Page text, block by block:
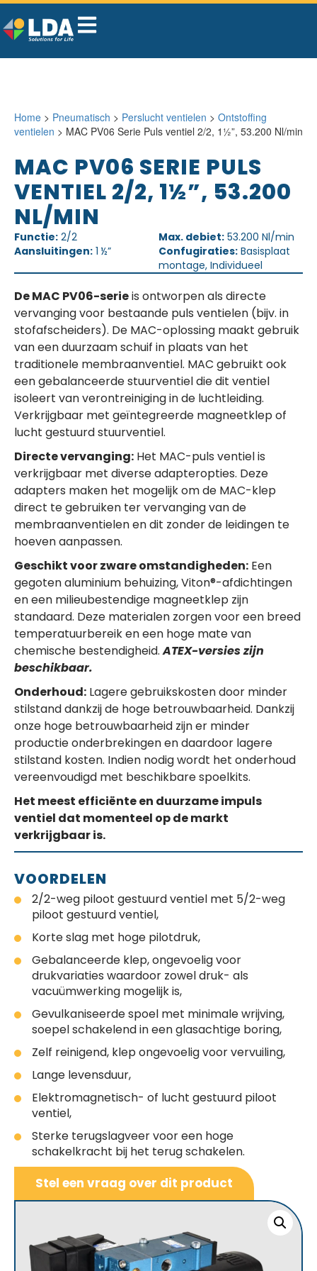
Home > Pneumatisch > Perslucht ventielen > Ontstoffing
ventielen > MAC PV06 Serie Puls ventiel 2/2, 1½”, 53.200 Nl/min
MAC PV06 SERIE PULS
VENTIEL 2/2, 1½”, 53.200
NL/MIN
Functie: 2/2 Max. debiet: 53.200 Nl/min
Aansluitingen: 1 ½” Confugiraties: Basisplaat
montage, Individueel
De MAC PV06-serieis ontworpen als directe
vervanging voor bestaande puls ventielen (bijv. in
stofafscheiders). De MAC-oplossing maakt gebruik
van een duurzaam schuif in plaats van het
traditionele membraanventiel. MAC gebruikt ook
een gebalanceerde stuurventiel die dit ventiel
isoleert van verontreiniging in de luchtleiding.
Verkrijgbaar met geïntegreerde magneetklep of
lucht gestuurd stuurventiel.
Directe vervanging: Het MAC-puls ventiel is
verkrijgbaar met diverse adapteropties. Deze
adapters maken het mogelijk om de MAC-klep
direct te gebruiken ter vervanging van de
membraanventielen en dit zonder de leidingen te
hoeven aanpassen.
Geschikt voor zware omstandigheden: Een
gegoten aluminium behuizing, Viton®-afdichtingen
en een milieubestendige magneetklep zijn
standaard. Deze materialen zorgen voor een breed
temperatuurbereik en een hoge mate van
chemische bestendigheid.ATEX-versies zijn
beschikbaar.
Onderhoud: Lagere gebruikskosten door minder
stilstand dankzij de hoge betrouwbaarheid. Dankzij
onze hoge betrouwbaarheid zijn er minder
productie onderbrekingen en daardoor lagere
stilstand kosten. Indien nodig wordt het onderhoud
vereenvoudigd met beschikbare spoelkits.
Het meest efficiënte en duurzame impuls
ventiel dat momenteel op de markt
verkrijgbaar is.
VOORDELEN
2/2-weg piloot gestuurd ventiel met 5/2-weg
piloot gestuurd ventiel,
Korte slag met hoge pilotdruk,
Gebalanceerde klep, ongevoelig voor
drukvariaties waardoor zowel druk- als
vacuümwerking mogelijk is,
Gevulkaniseerde spoel met minimale wrijving,
soepel schakelend in een glasachtige boring,
Zelf reinigend, klep ongevoelig voor vervuiling,
Lange levensduur,
Elektromagnetisch- of lucht gestuurd piloot
ventiel,
Sterke terugslagveer voor een hoge
schakelkracht bij het terug schakelen.
Stel een vraag over dit product